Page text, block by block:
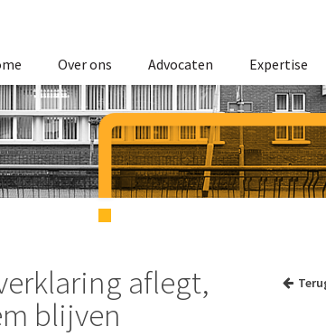
Over ons Advocaten Expertise
aflegt,
blijven